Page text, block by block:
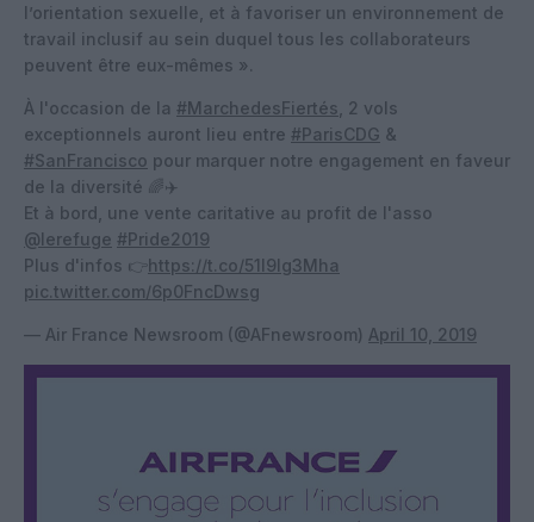
l’orientation sexuelle, et à favoriser un environnement de
travail inclusif au sein duquel tous les collaborateurs
peuvent être eux-mêmes ».
À l'occasion de la #MarchedesFiertés , 2 vols
exceptionnels auront lieu entre #ParisCDG &
#SanFrancisco pour marquer notre engagement en faveur
de la diversité 🌈✈️
Et à bord, une vente caritative au profit de l'asso
@lerefuge #Pride2019
Plus d'infos 👉https://t.co/51l9lg3Mha
pic.twitter.com/6p0FncDwsg
— Air France Newsroom (@AFnewsroom) April 10, 2019